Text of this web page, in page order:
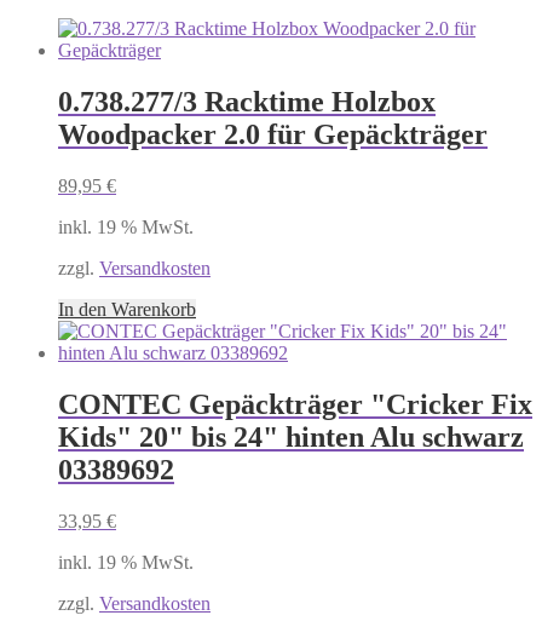
sortiert
0.738.277/3 Racktime Holzbox
Woodpacker 2.0 für Gepäckträger
89,95 €
inkl. 19 % MwSt.
zzgl. Versandkosten
In den Warenkorb
CONTEC Gepäckträger "Cricker Fix
Kids" 20" bis 24" hinten Alu schwarz
03389692
33,95 €
inkl. 19 % MwSt.
zzgl. Versandkosten